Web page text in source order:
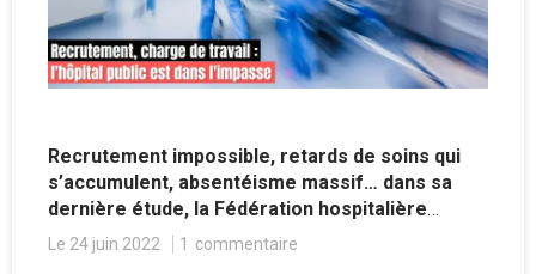
Recrutement impossible, retards de soins qui
s’accumulent, absentéisme massif… dans sa
dernière étude, la Fédération hospitalière
française dresse un inquiétant état des lieux de
l’hôpital public.
Le 24 juin 2022 1 commentaire